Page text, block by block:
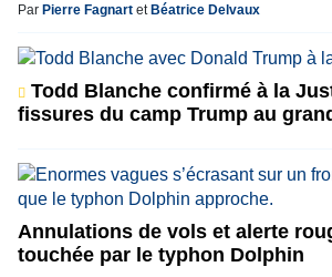
Par Pierre Fagnart et Béatrice Delvaux
Todd Blanche confirmé à la
fissures du camp Trump au
Annulations de vols et alerte
touchée par le typhon Dolphin